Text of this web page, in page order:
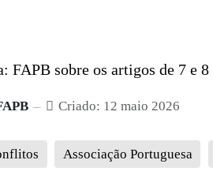
FAPB sobre os artigos de 7 e
Criado: 12 maio 2026
Associação Portuguesa